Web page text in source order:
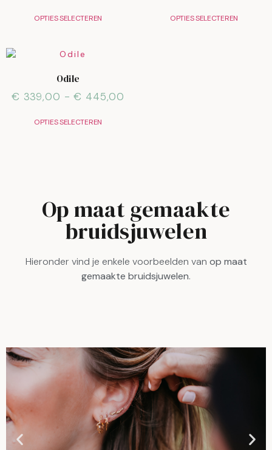
OPTIES SELECTEREN OPTIES SELECTEREN
Odile
€ 339,00 - € 445,00
OPTIES SELECTEREN
Op maat gemaakte
bruidsjuwelen
Hieronder vind je enkele voorbeelden van op maat
gemaakte bruidsjuwelen.